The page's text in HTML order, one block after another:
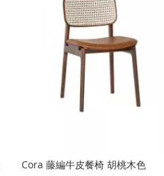
Cora 藤編牛皮餐椅 胡桃木色